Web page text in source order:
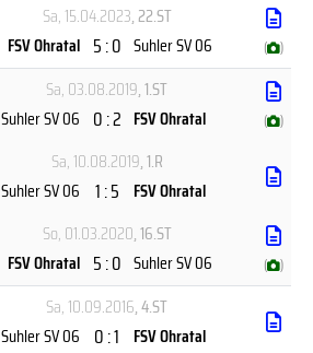
Sa, 15.04.2023, 22.ST
FSV Ohratal 5 : 0 Suhler SV 06 ( )
Sa, 03.08.2019, 1.ST
Suhler SV 06 0 : 2 FSV Ohratal ( )
Sa, 10.08.2019, 1.R
Suhler SV 06 1 : 5 FSV Ohratal
So, 01.03.2020, 16.ST
FSV Ohratal 5 : 0 Suhler SV 06 ( )
Sa, 10.09.2016, 4.ST
Suhler SV 06 0 : 1 FSV Ohratal